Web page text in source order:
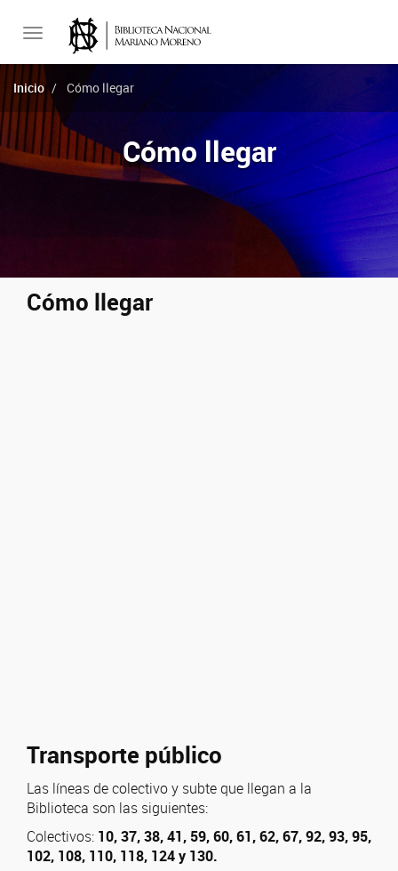
Toggle
navigation
Inicio Cómo llegar
Cómo llegar
Cómo llegar
Transporte público
Las líneas de colectivo y subte que llegan a la
Biblioteca son las siguientes:
Colectivos: 10, 37, 38, 41, 59, 60, 61, 62, 67, 92, 93, 95,
102, 108, 110, 118, 124 y 130.